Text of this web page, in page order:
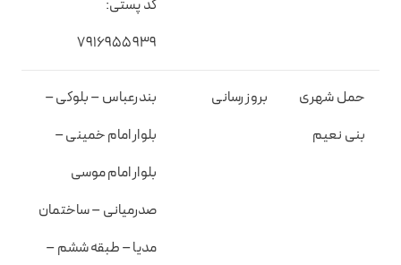
کد پستی:
۷۹۱۶۹۵۵۹۳۹
حمل شهری
بنی نعیم
بروز رسانی
بندرعباس – بلوکی –
بلوار امام خمینی –
بلوار امام موسی
صدرمیانی – ساختمان
مدیا – طبقه ششم –